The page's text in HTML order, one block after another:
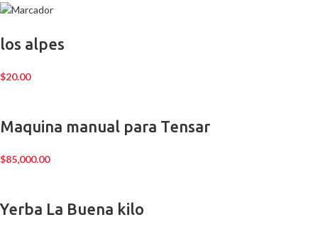
los alpes
$20.00
Maquina manual para Tensar
$85,000.00
Yerba La Buena kilo